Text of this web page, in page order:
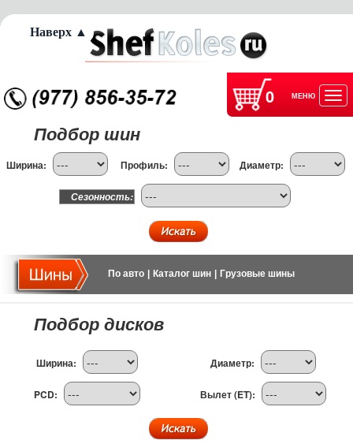
0 МЕНЮ
Подбор шин
Ширина: Профиль: Диаметр:
Сезонность:
По авто Каталог шин Грузовые шины
Подбор дисков
Ширина: Диаметр:
PCD: Вылет (ET):
Наверх ▲